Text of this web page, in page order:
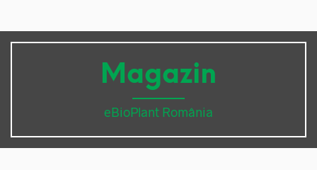
Magazin
eBioPlant România